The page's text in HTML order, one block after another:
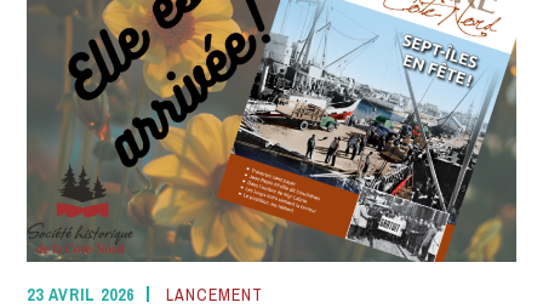
23 AVRIL 2026 LANCEMENT